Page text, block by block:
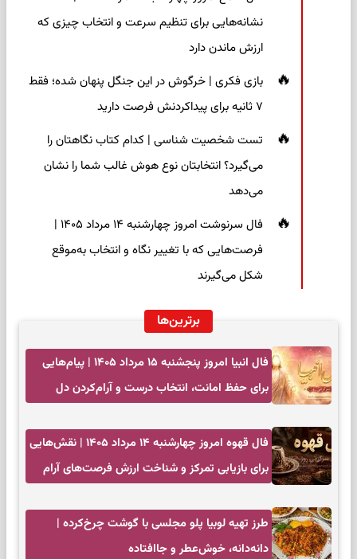
نشانه‌هایی برای تنظیم سرعت و انتخاب چیزی که
ارزش ماندن دارد
بازی فکری | خرگوش در این جنگل پنهان شده؛ فقط
۷ ثانیه برای پیداکردنش فرصت دارید
تست شخصیت شناسی | کدام کتاب نگاهتان را
می‌گیرد؟ انتخابتان نوع هوش غالب شما را نشان
می‌دهد
فال سرنوشت امروز چهارشنبه ۱۴ مرداد ۱۴۰۵ |
فرصت‌هایی که با تغییر نگاه و انتخاب به‌موقع
شکل می‌گیرند
برترین‌ها
فال انبیا امروز پنجشنبه ۱۵ مرداد ۱۴۰۵ | پیام‌هایی
برای حفظ امانت، انتخاب درست و آرام‌کردن دل
فال قهوه امروز چهارشنبه ۱۴ مرداد ۱۴۰۵ | نقش‌هایی
برای بازیابی تمرکز و شناخت ارزش فرصت‌های آرام
طرز تهیه لوبیا پلو مجلسی با گوشت چرخ‌کرده |
دانه‌دانه، خوش‌عطر و جاافتاده